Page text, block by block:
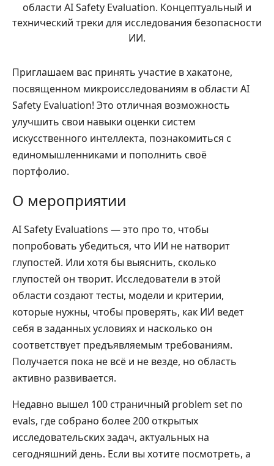
области AI Safety Evaluation. Концептуальный и
технический треки для исследования безопасности
ИИ.
Приглашаем вас принять участие в хакатоне,
посвященном микроисследованиям в области AI
Safety Evaluation! Это отличная возможность
улучшить свои навыки оценки систем
искусственного интеллекта, познакомиться с
единомышленниками и пополнить своё
портфолио.
О мероприятии
AI Safety Evaluations — это про то, чтобы
попробовать убедиться, что ИИ не натворит
глупостей. Или хотя бы выяснить, сколько
глупостей он творит. Исследователи в этой
области создают тесты, модели и критерии,
которые нужны, чтобы проверять, как ИИ ведет
себя в заданных условиях и насколько он
соответствует предъявляемым требованиям.
Получается пока не всё и не везде, но область
активно развивается.
Недавно вышел 100 страничный problem set по
evals, где собрано более 200 открытых
исследовательских задач, актуальных на
сегодняшний день. Если вы хотите посмотреть, а